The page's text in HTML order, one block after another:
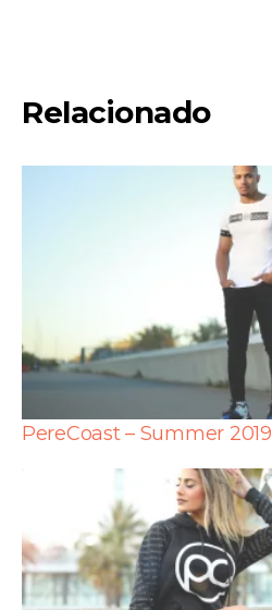
Relacionado
PereCoast – Summer 2019